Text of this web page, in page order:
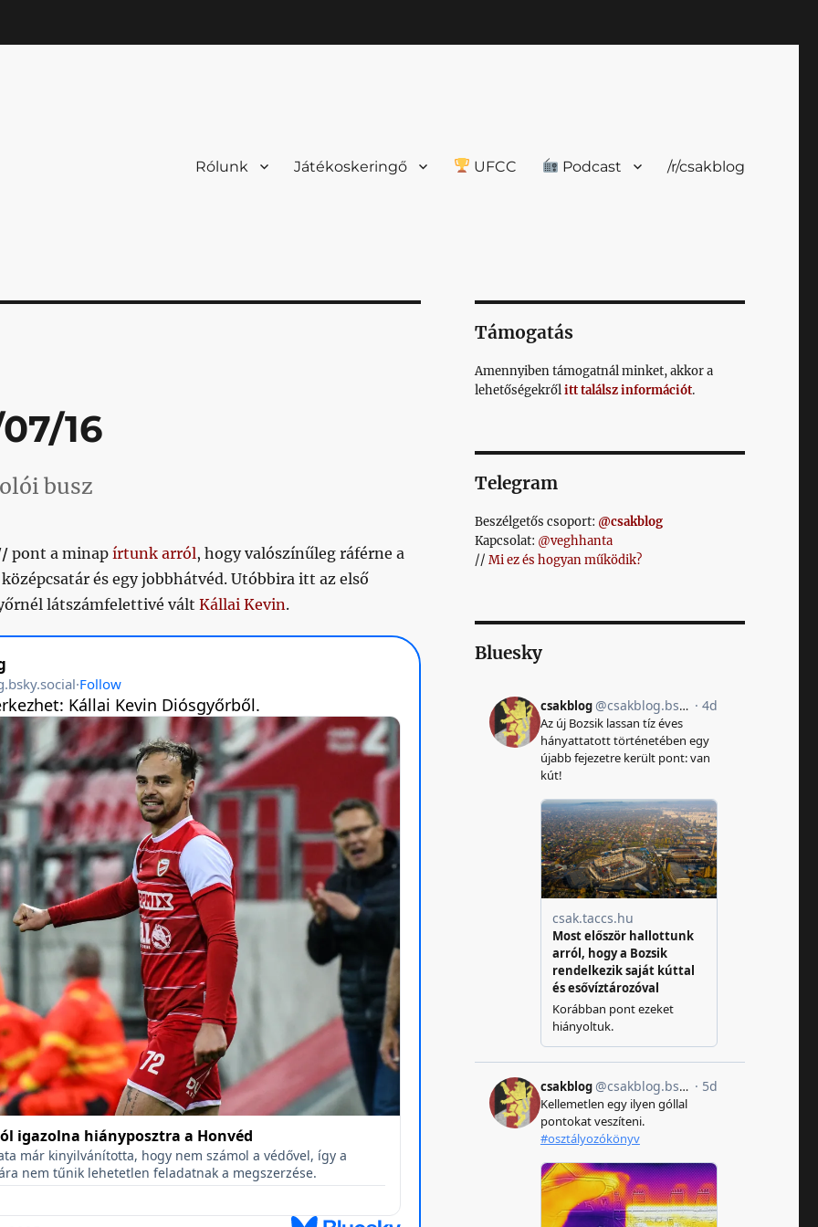
Rólunk Játékoskeringő UFCC Podcast /r/csakblog
16
busz
pont a minap írtunk arról, hogy valószínűleg ráférne a
és egy jobbhátvéd. Utóbbira itt az első
látszámfelettivé vált Kállai Kevin.
Támogatás
Amennyiben támogatnál minket, akkor a
lehetőségekrőlitt találsz információt.
Telegram
Beszélgetős csoport: @csakblog
Kapcsolat: @veghhanta
// Mi ez és hogyan működik?
Bluesky